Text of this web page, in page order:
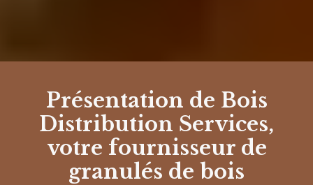
Présentation de Bois
Distribution Services,
votre fournisseur de
granulés de bois